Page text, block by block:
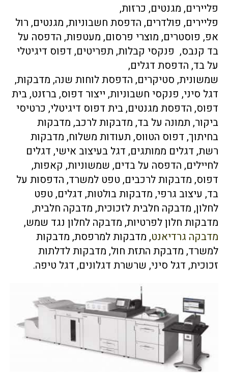
פליירים, מגנטים, כרזות,
פליירים, פולדרים, הדפסת חשבוניות, מגנטים, רול
אפ, פוסטרים, מוצרי פרסום, מעטפות, הדפסה על
בד קנבס, פנקסי קבלות, תפריטים, דפוס דיגיטלי
על בד, הדפסת דגלים,
שמשונית, סטיקרים, הדפסת לוחות שנה, מדבקות,
דגל סיני, פנקסי חשבוניות, ייצור דפוס,ברזנט, בית
דפוס, הדפסת מגנטים,בית דפוס דיגיטלי, כרטיסי
ביקור, תמונה על בד, מדבקות לרכב, מדבקות
בחיתוך, דפוס הטווס, תעודות משלוח, מדבקות
רשת, דגלים ממותגים, דגל בעיצוב אישי, דגלים
לחיילים, הדפסה על בדים, שמשוניות, קאפות,
דפוס, מדבקות לרכבים, טפט למשרד, הדפסות על
בד, עיצוב גרפי, מדבקות בולטות, דגלים, טפט
לחלון, מדבקה חלבית לזכוכית, מדבקה חלבית,
מדבקות חלון לפרטיות​, ​ מדבקה לחלון נגד שמש,
מדבקה גרדיאנט, מדבקות למרפסת, מדבקות
למשרד, מדבקת התזת חול, מדבקות לדלתות
זכוכית, דגל סיני, שרשרת דגלונים, דגל טיפה.